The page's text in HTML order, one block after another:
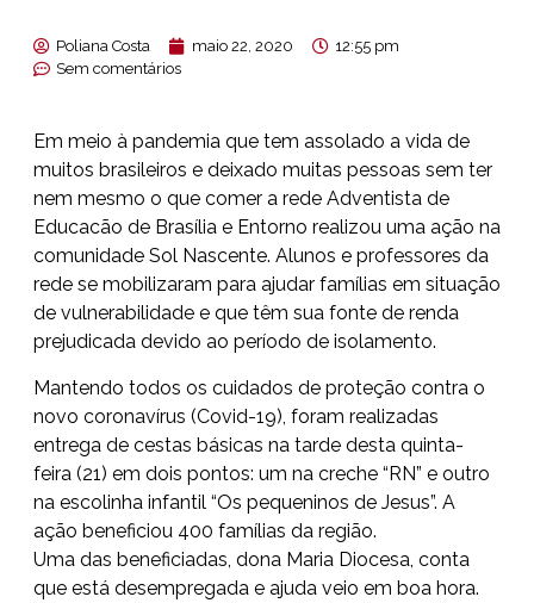
Poliana Costa maio 22, 2020
12:55 pm
Sem comentários
Em meio à pandemia que tem assolado a vida de
muitos brasileiros e deixado muitas pessoas sem ter
nem mesmo o que comer a rede Adventista de
Educacão de Brasília e Entorno realizou uma ação na
comunidade Sol Nascente. Alunos e professores da
rede se mobilizaram para ajudar famílias em situação
de vulnerabilidade e que têm sua fonte de renda
prejudicada devido ao período de isolamento.
Mantendo todos os cuidados de proteção contra o
novo coronavírus (Covid-19), foram realizadas
entrega de cestas básicas na tarde desta quinta-
feira (21) em dois pontos: um na creche “RN” e outro
na escolinha infantil “Os pequeninos de Jesus”. A
ação beneficiou 400 famílias da região.
Uma das beneficiadas, dona Maria Diocesa, conta
que está desempregada e ajuda veio em boa hora.